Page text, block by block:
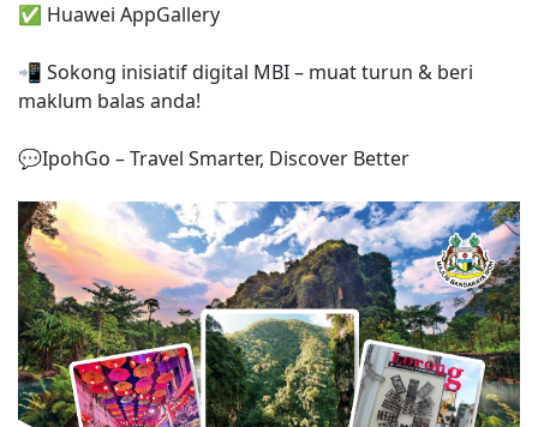
✅ Huawei AppGallery
📲 Sokong inisiatif digital MBI – muat turun & beri
maklum balas anda!
💬IpohGo – Travel Smarter, Discover Better